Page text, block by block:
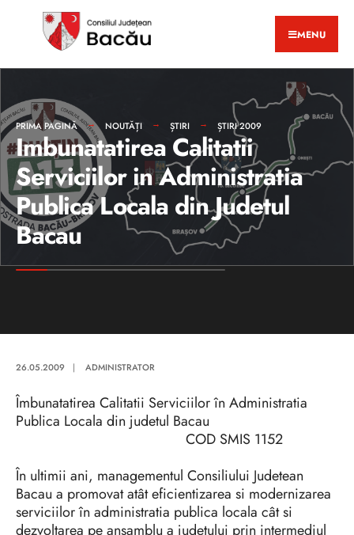
MENU
PRIMA PAGINĂ NOUTĂȚI ȘTIRI ȘTIRI 2009
Imbunatatirea Calitatii
Serviciilor in Administratia
Publica Locala din Judetul
Bacau
26.05.2009 | ADMINISTRATOR
Îmbunatatirea Calitatii Serviciilor în Administratia
Publica Locala din judetul Bacau
COD SMIS 1152
În ultimii ani, managementul Consiliului Judetean
Bacau a promovat atât eficientizarea si modernizarea
serviciilor în administratia publica locala cât si
dezvoltarea pe ansamblu a judetului prin intermediul